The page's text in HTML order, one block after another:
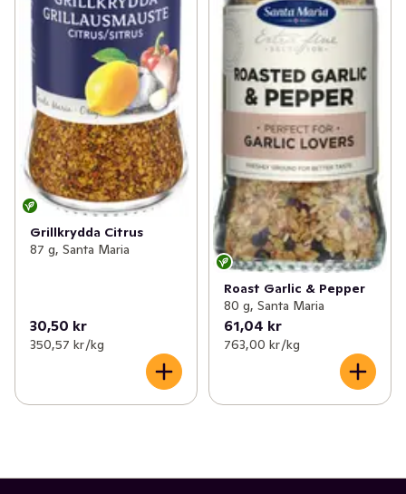
Grillkrydda Citrus
87 g, Santa Maria
30,50 kr
350,57 kr /kg
Roast Garlic & Pepper
80 g, Santa Maria
61,04 kr
763,00 kr /kg